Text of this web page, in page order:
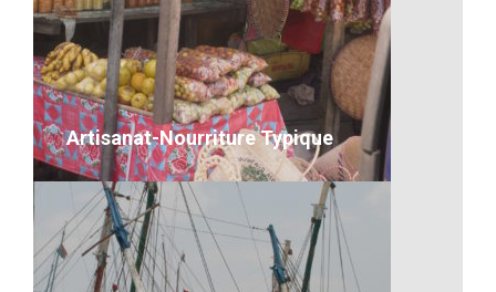
La flore de Madagascar
VOIR LE DÉTAIL
Artisanat-Nourriture Typique